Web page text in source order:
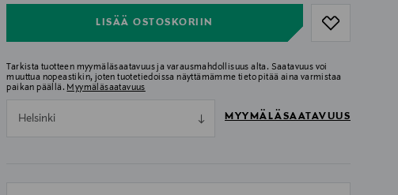
LISÄÄ OSTOSKORIIN
Tarkista tuotteen myymäläsaatavuus ja varausmahdollisuus alta. Saatavuus voi
muuttua nopeastikin, joten tuotetiedoissa näyttämämme tieto pitää aina varmistaa
paikan päällä. Myymäläsaatavuus
Helsinki MYYMÄLÄSAATAVUUS